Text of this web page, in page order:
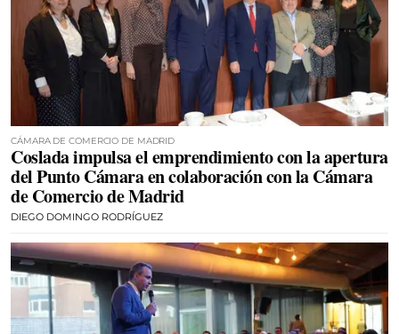
CÁMARA DE COMERCIO DE MADRID
Coslada impulsa el emprendimiento con la apertura
del Punto Cámara en colaboración con la Cámara
de Comercio de Madrid
DIEGO DOMINGO RODRÍGUEZ